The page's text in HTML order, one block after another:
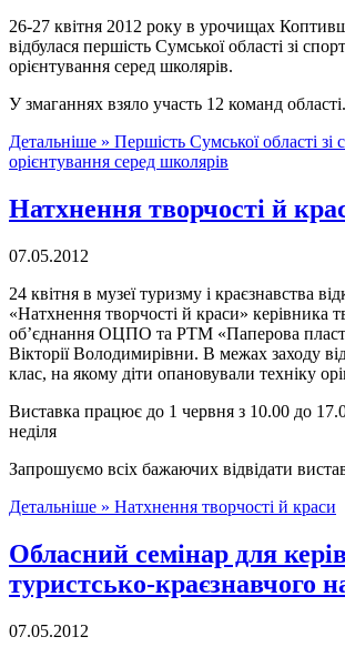
26-27 квітня 2012 року в урочищах
відбулася першість Сумської області зі
орієнтування серед школярів.
У змаганнях взяло участь 12 команд області.
Детальніше » Першість Сумської області зі
орієнтування серед школярів
Натхнення творчості й
07.05.2012
24 квітня в музеї туризму і краєзнавства
«Натхнення творчості й краси» керівника
об’єднання ОЦПО та РТМ «Паперова
Вікторії Володимирівни. В межах заходу
клас, на якому діти опановували техніку
Виставка працює до 1 червня з 10.00 до
неділя
Запрошуємо всіх бажаючих відвідати
Детальніше » Натхнення творчості й краси
Обласний семінар для
туристсько-краєзнавчого
07.05.2012